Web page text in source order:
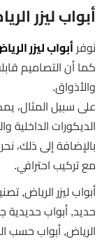
أبواب ليزر
نوفرأبواب ليزر
كما أن التصاميم
والأذواق.
على سبيل المثال،
الديكورات الداخلية
بالإضافة إلى ذلك،
مع تركيب احترافي.
أبواب ليزر الرياض,
حديد, أبواب
الرياض, أبواب حسب